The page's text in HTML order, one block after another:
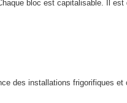
bloc est capitalisable. Il
des installations frigorifiques et